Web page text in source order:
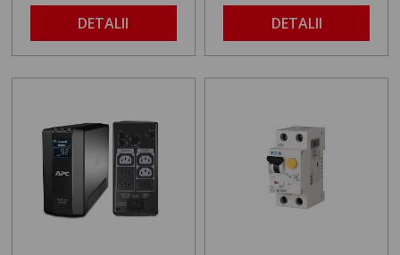
DETALII DETALII